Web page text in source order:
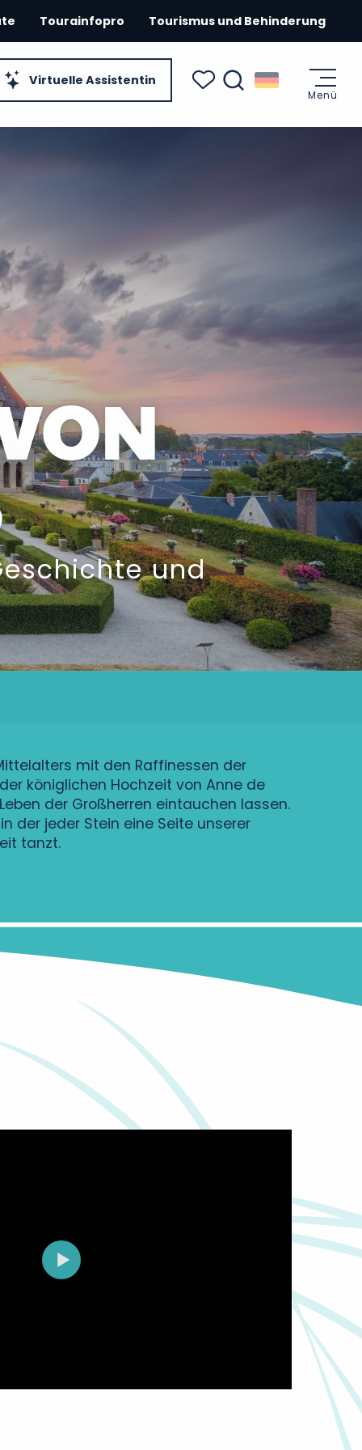
Virtuelle Assistentin
Tourainfopro Tourismus und Behinderung
Menü
und
mit den Raffinessen der
königlichen Hochzeit von Anne de
der Großherren eintauchen lassen.
der jeder Stein eine Seite unserer
tanzt.